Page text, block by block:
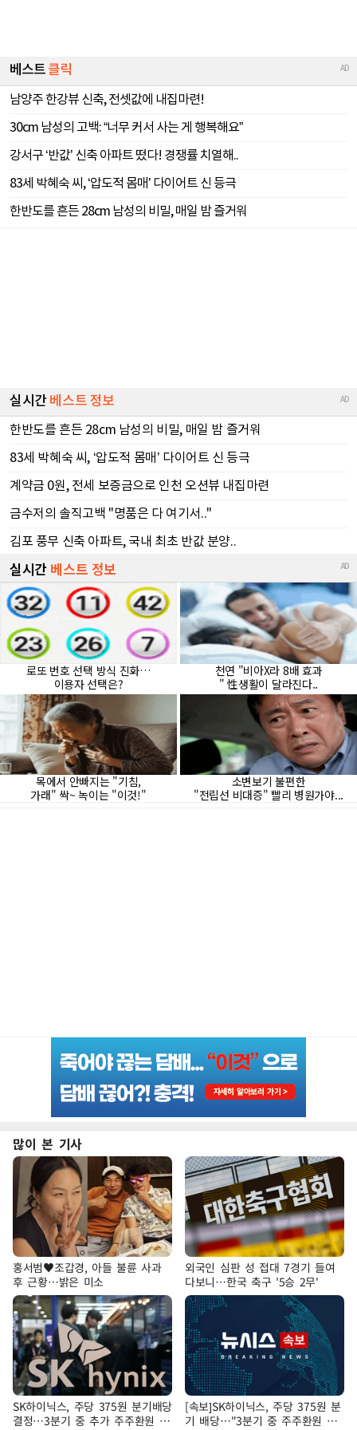
많이 본 기사
홍서범♥조갑경, 아들 불륜 사과
후 근황…밝은 미소
외국인 심판 성 접대 7경기 들여
다보니…한국 축구 '5승 2무'
SK하이닉스, 주당 375원 분기배당
결정…3분기 중 추가 주주환원 발
[속보]SK하이닉스, 주당 375원 분
기 배당…"3분기 중 주주환원 방